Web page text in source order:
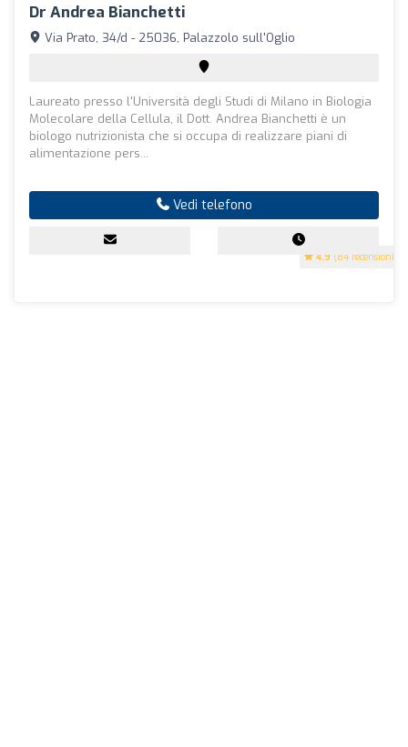
Dr Andrea Bianchetti
4.9 (84 recensioni)
Via Prato, 34/d - 25036, Palazzolo sull'Oglio
Laureato presso l'Università degli Studi di Milano in Biologia
Molecolare della Cellula, il Dott. Andrea Bianchetti è un
biologo nutrizionista che si occupa di realizzare piani di
alimentazione pers...
Vedi telefono